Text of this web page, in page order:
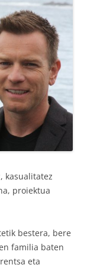
kasualitatez
proiektua
bestera, bere
familia baten
eta